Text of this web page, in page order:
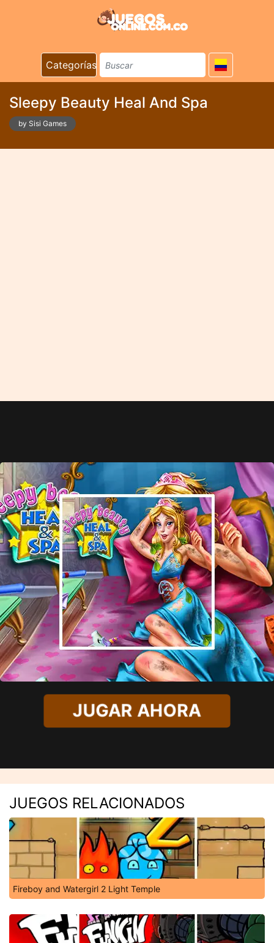
Categorías
Sleepy Beauty Heal And Spa
by Sisi Games
JUGAR AHORA
JUEGOS RELACIONADOS
Fireboy and Watergirl 2 Light Temple